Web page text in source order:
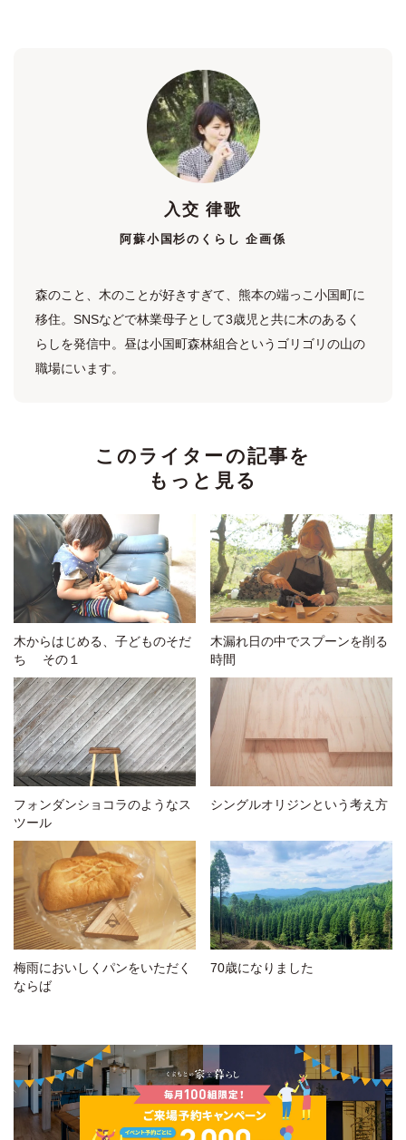
入交 律歌
阿蘇小国杉のくらし 企画係
森のこと、木のことが好きすぎて、熊本の端っこ小国町に
移住。SNSなどで林業母子として3歳児と共に木のあるく
らしを発信中。昼は小国町森林組合というゴリゴリの山の
職場にいます。
このライターの記事を
もっと見る
木からはじめる、子どものそだ
ち その１
木漏れ日の中でスプーンを削る
時間
フォンダンショコラのようなス
ツール
シングルオリジンという考え方
梅雨においしくパンをいただく
ならば
70歳になりました